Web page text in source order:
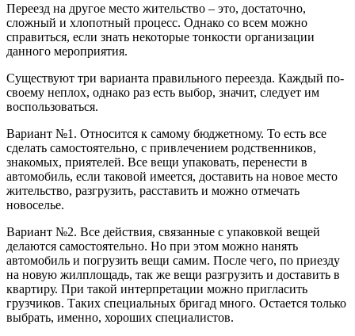
Переезд на другое место жительство – это, достаточно,
сложный и хлопотный процесс. Однако со всем можно
справиться, если знать некоторые тонкости организации
данного мероприятия.
Существуют три варианта правильного переезда. Каждый по-
своему неплох, однако раз есть выбор, значит, следует им
воспользоваться.
Вариант №1. Относится к самому бюджетному. То есть все
сделать самостоятельно, с привлечением родственников,
знакомых, приятелей. Все вещи упаковать, перенести в
автомобиль, если таковой имеется, доставить на новое место
жительство, разгрузить, расставить и можно отмечать
новоселье.
Вариант №2. Все действия, связанные с упаковкой вещей
делаются самостоятельно. Но при этом можно нанять
автомобиль и погрузить вещи самим. После чего, по приезду
на новую жилплощадь, так же вещи разгрузить и доставить в
квартиру. При такой интерпретации можно пригласить
грузчиков. Таких специальных бригад много. Остается только
выбрать, именно, хороших специалистов.